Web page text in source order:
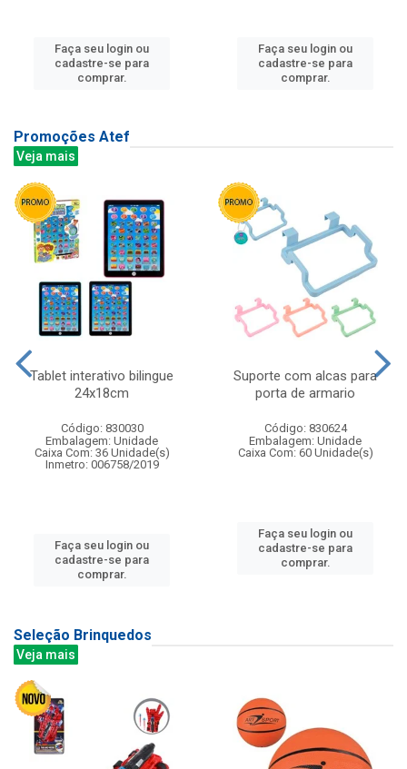
Faça seu login ou
cadastre-se para
comprar.
Faça seu login ou
cadastre-se para
comprar.
Promoções Atef
Veja mais
Tablet interativo bilingue
24x18cm
Código: 830030
Embalagem: Unidade
Caixa Com: 36 Unidade(s)
Inmetro: 006758/2019
Faça seu login ou
cadastre-se para
comprar.
Suporte com alcas para
porta de armario
Código: 830624
Embalagem: Unidade
Caixa Com: 60 Unidade(s)
Faça seu login ou
cadastre-se para
comprar.
Seleção Brinquedos
Veja mais